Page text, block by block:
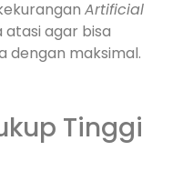
Artificial
atasi agar bisa
dengan maksimal.
Tinggi